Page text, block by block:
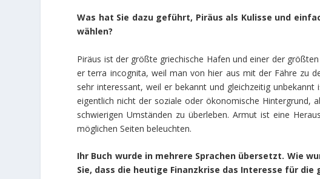
Was hat Sie dazu geführt, Piräus als Kulisse und
wählen?
Piräus ist der größte griechische Hafen und einer der
er terra incognita, weil man von hier aus mit der Fähre zu
sehr interessant, weil er bekannt und gleichzeitig
eigentlich nicht der soziale oder ökonomische Hintergrund,
schwierigen Umständen zu überleben. Armut ist eine
möglichen Seiten beleuchten.
Ihr Buch wurde in mehrere Sprachen übersetzt. Wie
Sie, dass die heutige Finanzkrise das Interesse für